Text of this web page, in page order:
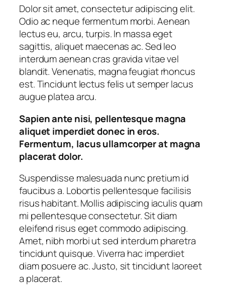
Dolor sit amet, consectetur adipiscing elit.
Odio ac neque fermentum morbi. Aenean
lectus eu, arcu, turpis. In massa eget
sagittis, aliquet maecenas ac. Sed leo
interdum aenean cras gravida vitae vel
blandit. Venenatis, magna feugiat rhoncus
est. Tincidunt lectus felis ut semper lacus
augue platea arcu.
Sapien ante nisi, pellentesque magna
aliquet imperdiet donec in eros.
Fermentum, lacus ullamcorper at magna
placerat dolor.
Suspendisse malesuada nunc pretium id
faucibus a. Lobortis pellentesque facilisis
risus habitant. Mollis adipiscing iaculis quam
mi pellentesque consectetur. Sit diam
eleifend risus eget commodo adipiscing.
Amet, nibh morbi ut sed interdum pharetra
tincidunt quisque. Viverra hac imperdiet
diam posuere ac. Justo, sit tincidunt laoreet
a placerat.